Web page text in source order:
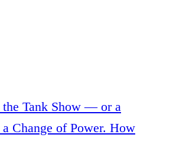
the Tank Show — or a
Change of Power. How